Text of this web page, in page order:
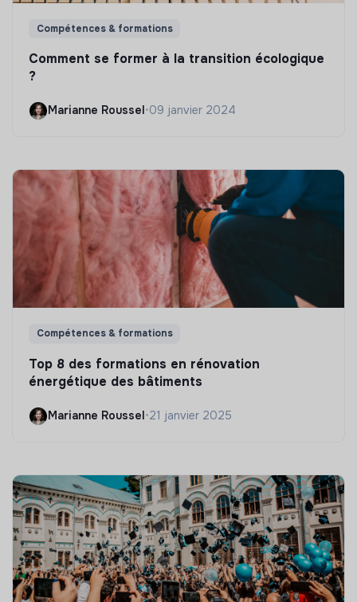
Compétences & formations
Comment se former à la transition écologique
?
Marianne Roussel •09 janvier 2024
Compétences & formations
Top 8 des formations en rénovation
énergétique des bâtiments
Marianne Roussel•21 janvier 2025